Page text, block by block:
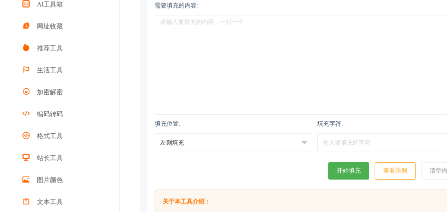
AI工具箱
网址收藏
推荐工具
生活工具
加密解密
编码转码
格式工具
站长工具
图片颜色
文本工具
需要填充的内容:
填充位置: 填充字符:
开始填充 查看示例 清空
关于本工具介绍：